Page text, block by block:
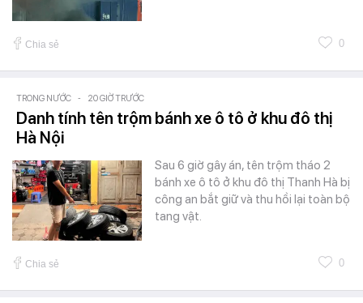
Chia sẻ 0
TRONG NƯỚC - 20 GIỜ TRƯỚC
Danh tính tên trộm bánh xe ô tô ở khu đô thị
Hà Nội
Sau 6 giờ gây án, tên trộm tháo 2
bánh xe ô tô ở khu đô thị Thanh Hà bị
công an bắt giữ và thu hồi lại toàn bộ
tang vật.
Chia sẻ 0